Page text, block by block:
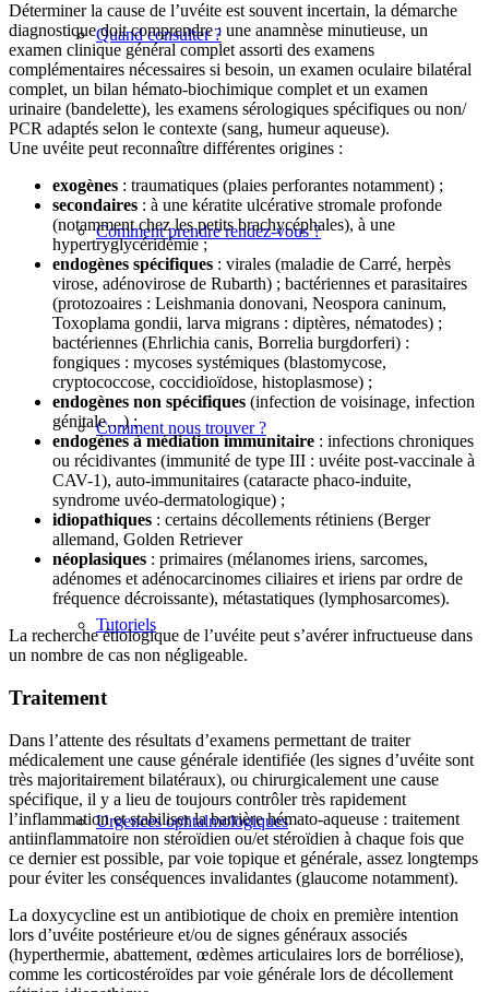
Quand consulter ?
Comment prendre rendez-vous ?
Comment nous trouver ?
Tutoriels
Urgences ophtalmologiques
Déterminer la cause de l’uvéite est souvent incertain, la démarche
diagnostique doit comprendre : une anamnèse minutieuse, un
examen clinique général complet assorti des examens
complémentaires nécessaires si besoin, un examen oculaire bilatéral
complet, un bilan hémato-biochimique complet et un examen
urinaire (bandelette), les examens sérologiques spécifiques ou non/
PCR adaptés selon le contexte (sang, humeur aqueuse).
Une uvéite peut reconnaître différentes origines :
exogènes : traumatiques (plaies perforantes notamment) ;
secondaires : à une kératite ulcérative stromale profonde
(notamment chez les petits brachycéphales), à une
hypertryglycéridémie ;
endogènes spécifiques : virales (maladie de Carré, herpès
virose, adénovirose de Rubarth) ; bactériennes et parasitaires
(protozoaires : Leishmania donovani, Neospora caninum,
Toxoplama gondii, larva migrans : diptères, nématodes) ;
bactériennes (Ehrlichia canis, Borrelia burgdorferi) :
fongiques : mycoses systémiques (blastomycose,
cryptococcose, coccidioïdose, histoplasmose) ;
endogènes non spécifiques (infection de voisinage, infection
génitale…) ;
endogènes à médiation immunitaire : infections chroniques
ou récidivantes (immunité de type III : uvéite post-vaccinale à
CAV-1), auto-immunitaires (cataracte phaco-induite,
syndrome uvéo-dermatologique) ;
idiopathiques : certains décollements rétiniens (Berger
allemand, Golden Retriever
néoplasiques : primaires (mélanomes iriens, sarcomes,
adénomes et adénocarcinomes ciliaires et iriens par ordre de
fréquence décroissante), métastatiques (lymphosarcomes).
La recherche étiologique de l’uvéite peut s’avérer infructueuse dans
un nombre de cas non négligeable.
Traitement
Dans l’attente des résultats d’examens permettant de traiter
médicalement une cause générale identifiée (les signes d’uvéite sont
très majoritairement bilatéraux), ou chirurgicalement une cause
spécifique, il y a lieu de toujours contrôler très rapidement
l’inflammation et stabiliser la barrière hémato-aqueuse : traitement
antiinflammatoire non stéroïdien ou/et stéroïdien à chaque fois que
ce dernier est possible, par voie topique et générale, assez longtemps
pour éviter les conséquences invalidantes (glaucome notamment).
La doxycycline est un antibiotique de choix en première intention
lors d’uvéite postérieure et/ou de signes généraux associés
(hyperthermie, abattement, œdèmes articulaires lors de borréliose),
comme les corticostéroïdes par voie générale lors de décollement